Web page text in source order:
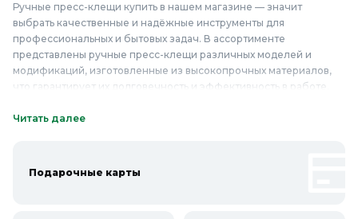
Ручные пресс-клещи купить в нашем магазине — значит
выбрать качественные и надёжные инструменты для
профессиональных и бытовых задач. В ассортименте
представлены ручные пресс-клещи различных моделей и
модификаций, изготовленные из высокопрочных материалов,
что гарантирует их долговечность и эффективность в работе.
доступным ценам, при этом особое внимание уделяется
задачи, связанные с обжимкой и соединением проводов, что
Читать далее
Подарочные карты